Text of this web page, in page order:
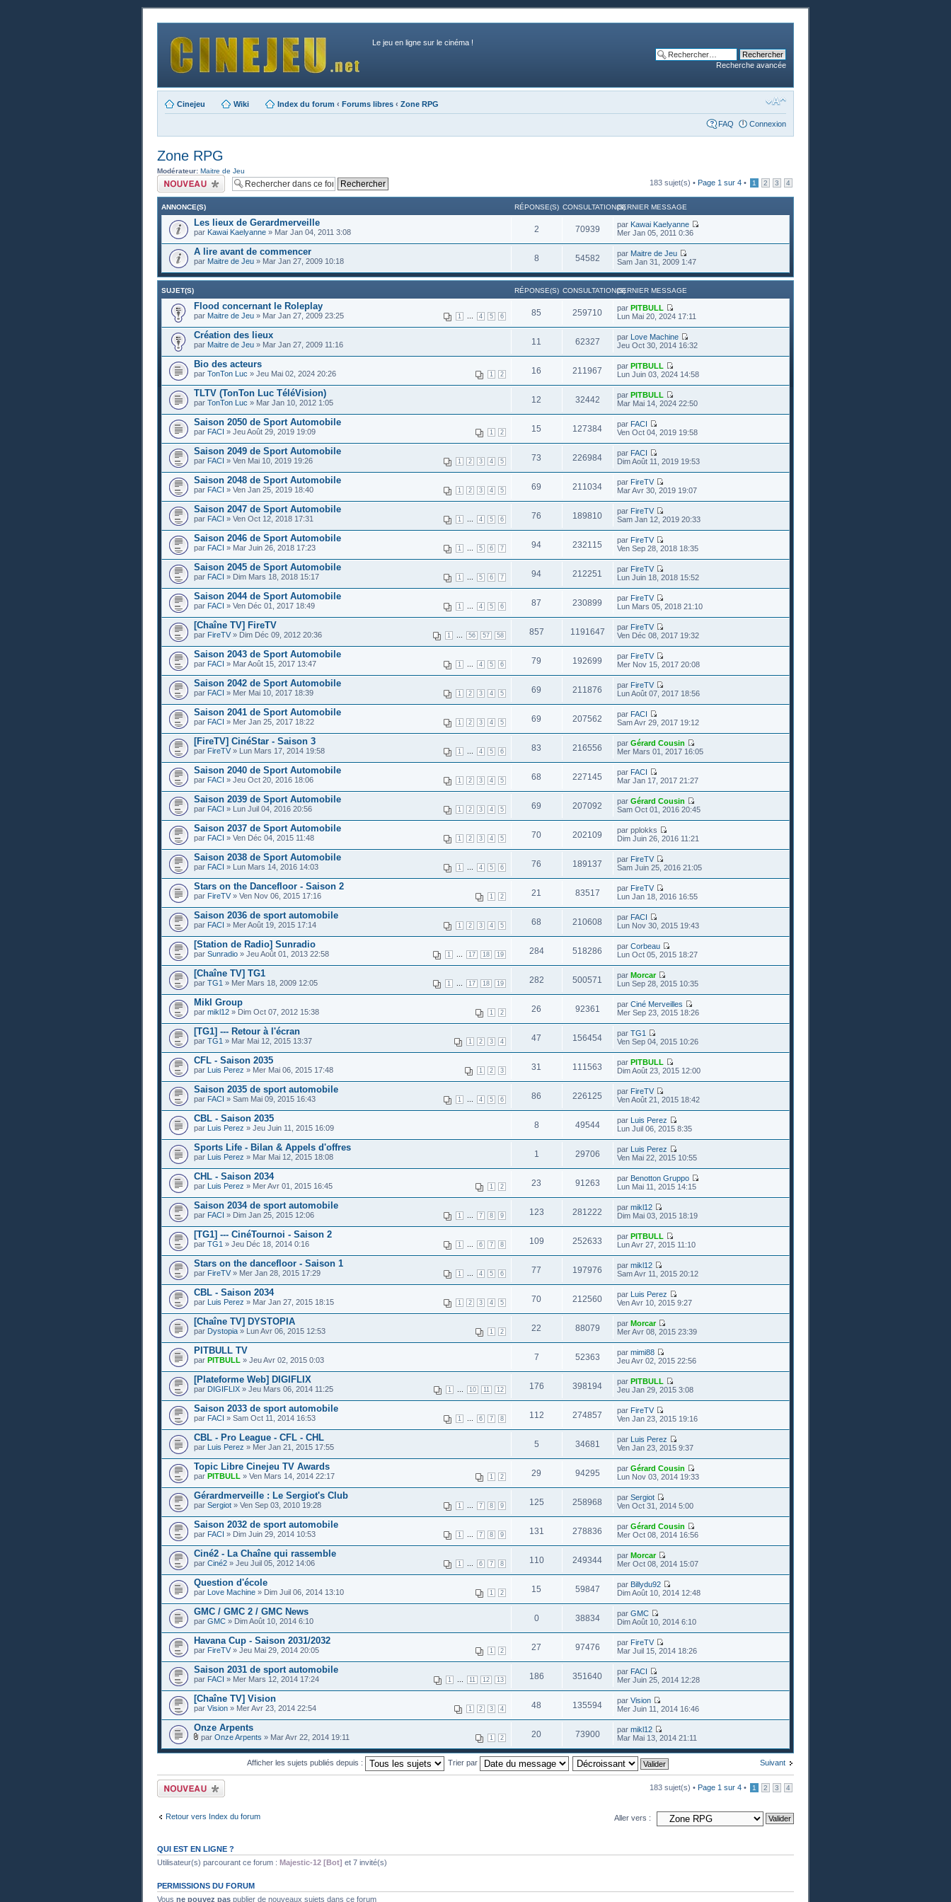
Le jeu en ligne sur le cinéma !
Recherche avancée
Cinejeu Wiki Index du forum ‹ Forums libres ‹ Zone RPG
FAQ Connexion
Zone RPG
Modérateur: Maitre de Jeu
Publier un nouveau
sujet
183 sujet(s) • Page 1 sur 4 • 1 2 3 4
ANNONCE(S) RÉPONSE(S) CONSULTATION(S)DERNIER MESSAGE
Les lieux de Gerardmerveille
par Kawai Kaelyanne » Mar Jan 04, 2011 3:08 2 70939 par Kawai Kaelyanne
Mer Jan 05, 2011 0:36
A lire avant de commencer
par Maitre de Jeu » Mar Jan 27, 2009 10:18 8 54582 par Maitre de Jeu
Sam Jan 31, 2009 1:47
SUJET(S) RÉPONSE(S) CONSULTATION(S)DERNIER MESSAGE
Flood concernant le Roleplay
1 4 5 6
par Maitre de Jeu » Mar Jan 27, 2009 23:25 85 259710 par PITBULL
Lun Mai 20, 2024 17:11
Création des lieux
par Maitre de Jeu » Mar Jan 27, 2009 11:16 11 62327 par Love Machine
Jeu Oct 30, 2014 16:32
Bio des acteurs
1 2
par TonTon Luc » Jeu Mai 02, 2024 20:26 16 211967 par PITBULL
Lun Juin 03, 2024 14:58
TLTV (TonTon Luc TéléVision)
par TonTon Luc » Mar Jan 10, 2012 1:05 12 32442 par PITBULL
Mar Mai 14, 2024 22:50
Saison 2050 de Sport Automobile
1 2
par FACI » Jeu Août 29, 2019 19:09 15 127384 par FACI
Ven Oct 04, 2019 19:58
Saison 2049 de Sport Automobile
1 2 3 4 5
par FACI » Ven Mai 10, 2019 19:26 73 226984 par FACI
Dim Août 11, 2019 19:53
Saison 2048 de Sport Automobile
1 2 3 4 5
par FACI » Ven Jan 25, 2019 18:40 69 211034 par FireTV
Mar Avr 30, 2019 19:07
Saison 2047 de Sport Automobile
1 4 5 6
par FACI » Ven Oct 12, 2018 17:31 76 189810 par FireTV
Sam Jan 12, 2019 20:33
Saison 2046 de Sport Automobile
1 5 6 7
par FACI » Mar Juin 26, 2018 17:23 94 232115 par FireTV
Ven Sep 28, 2018 18:35
Saison 2045 de Sport Automobile
1 5 6 7
par FACI » Dim Mars 18, 2018 15:17 94 212251 par FireTV
Lun Juin 18, 2018 15:52
Saison 2044 de Sport Automobile
1 4 5 6
par FACI » Ven Déc 01, 2017 18:49 87 230899 par FireTV
Lun Mars 05, 2018 21:10
[Chaîne TV] FireTV
1 56 57 58
par FireTV » Dim Déc 09, 2012 20:36 857 1191647 par FireTV
Ven Déc 08, 2017 19:32
Saison 2043 de Sport Automobile
1 4 5 6
par FACI » Mar Août 15, 2017 13:47 79 192699 par FireTV
Mer Nov 15, 2017 20:08
Saison 2042 de Sport Automobile
1 2 3 4 5
par FACI » Mer Mai 10, 2017 18:39 69 211876 par FireTV
Lun Août 07, 2017 18:56
Saison 2041 de Sport Automobile
1 2 3 4 5
par FACI » Mer Jan 25, 2017 18:22 69 207562 par FACI
Sam Avr 29, 2017 19:12
[FireTV] CinéStar - Saison 3
1 4 5 6
par FireTV » Lun Mars 17, 2014 19:58 83 216556 par Gérard Cousin
Mer Mars 01, 2017 16:05
Saison 2040 de Sport Automobile
1 2 3 4 5
par FACI » Jeu Oct 20, 2016 18:06 68 227145 par FACI
Mar Jan 17, 2017 21:27
Saison 2039 de Sport Automobile
1 2 3 4 5
par FACI » Lun Juil 04, 2016 20:56 69 207092 par Gérard Cousin
Sam Oct 01, 2016 20:45
Saison 2037 de Sport Automobile
1 2 3 4 5
par FACI » Ven Déc 04, 2015 11:48 70 202109
par pplokks
Dim Juin 26, 2016 11:21
Saison 2038 de Sport Automobile
1 4 5 6
par FACI » Lun Mars 14, 2016 14:03 76 189137 par FireTV
Sam Juin 25, 2016 21:05
Stars on the Dancefloor - Saison 2
1 2
par FireTV» Ven Nov 06, 2015 17:16 21 83517 par FireTV
Lun Jan 18, 2016 16:55
Saison 2036 de sport automobile
1 2 3 4 5
par FACI » Mer Août 19, 2015 17:14 68 210608 par FACI
Lun Nov 30, 2015 19:43
[Station de Radio] Sunradio
1 17 18 19
par Sunradio » Jeu Août 01, 2013 22:58 284 518286 par Corbeau
Lun Oct 05, 2015 18:27
[Chaîne TV] TG1
1 17 18 19
par TG1 » Mer Mars 18, 2009 12:05 282 500571 par Morcar
Lun Sep 28, 2015 10:35
Mikl Group
1 2
par mikl12 » Dim Oct 07, 2012 15:38 26 92361 par Ciné Merveilles
Mer Sep 23, 2015 18:26
[TG1] --- Retour à l'écran
1 2 3 4
par TG1 » Mar Mai 12, 2015 13:37 47 156454 par TG1
Ven Sep 04, 2015 10:26
CFL - Saison 2035
1 2 3
par Luis Perez » Mer Mai 06, 2015 17:48 31 111563 par PITBULL
Dim Août 23, 2015 12:00
Saison 2035 de sport automobile
1 4 5 6
par FACI » Sam Mai 09, 2015 16:43 86 226125 par FireTV
Ven Août 21, 2015 18:42
CBL - Saison 2035
par Luis Perez » Jeu Juin 11, 2015 16:09 8 49544 par Luis Perez
Lun Juil 06, 2015 8:35
Sports Life - Bilan & Appels d'offres
par Luis Perez » Mar Mai 12, 2015 18:08 1 29706 par Luis Perez
Ven Mai 22, 2015 10:55
CHL - Saison 2034
1 2
par Luis Perez » Mer Avr 01, 2015 16:45 23 91263 par Benotton Gruppo
Lun Mai 11, 2015 14:15
Saison 2034 de sport automobile
1 7 8 9
par FACI » Dim Jan 25, 2015 12:06 123 281222 par mikl12
Dim Mai 03, 2015 18:19
[TG1] --- CinéTournoi - Saison 2
1 6 7 8
par TG1 » Jeu Déc 18, 2014 0:16 109 252633 par PITBULL
Lun Avr 27, 2015 11:10
Stars on the dancefloor - Saison 1
1 4 5 6
par FireTV » Mer Jan 28, 2015 17:29 77 197976 par mikl12
Sam Avr 11, 2015 20:12
CBL - Saison 2034
1 2 3 4 5
par Luis Perez » Mar Jan 27, 2015 18:15 70 212560 par Luis Perez
Ven Avr 10, 2015 9:27
[Chaîne TV] DYSTOPIA
1 2
par Dystopia » Lun Avr 06, 2015 12:53 22 88079 par Morcar
Mer Avr 08, 2015 23:39
PITBULL TV
par PITBULL » Jeu Avr 02, 2015 0:03 7 52363 par mimi88
Jeu Avr 02, 2015 22:56
[Plateforme Web] DIGIFLIX
1 10 11 12
par DIGIFLIX » Jeu Mars 06, 2014 11:25 176 398194 par PITBULL
Jeu Jan 29, 2015 3:08
Saison 2033 de sport automobile
1 6 7 8
par FACI » Sam Oct 11, 2014 16:53 112 274857 par FireTV
Ven Jan 23, 2015 19:16
CBL - Pro League - CFL - CHL
par Luis Perez » Mer Jan 21, 2015 17:55 5 34681 par Luis Perez
Ven Jan 23, 2015 9:37
Topic Libre Cinejeu TV Awards
1 2
par PITBULL » Ven Mars 14, 2014 22:17 29 94295 par Gérard Cousin
Lun Nov 03, 2014 19:33
Gérardmerveille : Le Sergiot's Club
1 7 8 9
par Sergiot » Ven Sep 03, 2010 19:28 125 258968 par Sergiot
Ven Oct 31, 2014 5:00
Saison 2032 de sport automobile
1 7 8 9
par FACI » Dim Juin 29, 2014 10:53 131 278836 par Gérard Cousin
Mer Oct 08, 2014 16:56
Ciné2 - La Chaîne qui rassemble
1 6 7 8
par Ciné2 » Jeu Juil 05, 2012 14:06 110 249344 par Morcar
Mer Oct 08, 2014 15:07
Question d'école
1 2
par Love Machine » Dim Juil 06, 2014 13:10 15 59847 par Billydu92
Dim Août 10, 2014 12:48
GMC / GMC 2 / GMC News
par GMC » Dim Août 10, 2014 6:10 0 38834 par GMC
Dim Août 10, 2014 6:10
Havana Cup - Saison 2031/2032
1 2
par FireTV» Jeu Mai 29, 2014 20:05 27 97476 par FireTV
Mar Juil 15, 2014 18:26
Saison 2031 de sport automobile
1 11 12 13
par FACI » Mer Mars 12, 2014 17:24 186 351640 par FACI
Mer Juin 25, 2014 12:28
[Chaîne TV] Vision
1 2 3 4
par Vision » Mer Avr 23, 2014 22:54 48 135594 par Vision
Mer Juin 11, 2014 16:46
Onze Arpents
1 2
par Onze Arpents » Mar Avr 22, 2014 19:11 20 73900 par mikl12
Mar Mai 13, 2014 21:11
Suivant
Afficher les sujets publiés depuis : Trier par
Publier un nouveau
sujet
183 sujet(s) • Page 1 sur 4 • 1 2 3 4
Retour vers Index du forum Aller vers :
QUI EST EN LIGNE ?
Utilisateur(s) parcourant ce forum : Majestic-12 [Bot] et 7 invité(s)
PERMISSIONS DU FORUM
Vous ne pouvez pas publier de nouveaux sujets dans ce forum